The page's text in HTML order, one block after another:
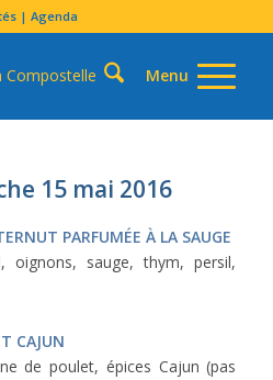
| Agenda
15 mai 2016
PARFUMÉE À LA SAUGE
oignons, sauge, thym, persil,
CAJUN
de poulet, épices Cajun (pas